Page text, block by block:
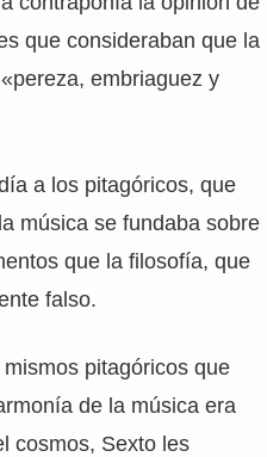
que consideraban que la
embriaguez y
a los pitagóricos, que
música se fundaba sobre
que la filosofía, que
falso.
pitagóricos que
de la música era
cosmos, Sexto les